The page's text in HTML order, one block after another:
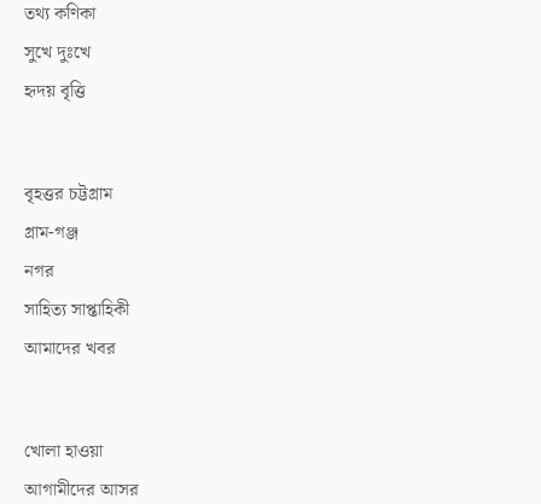
তথ্য কণিকা
সুখে দুঃখে
হৃদয় বৃত্তি
বৃহত্তর চট্টগ্রাম
গ্রাম-গঞ্জ
নগর
সাহিত্য সাপ্তাহিকী
আমাদের খবর
খোলা হাওয়া
আগামীদের আসর